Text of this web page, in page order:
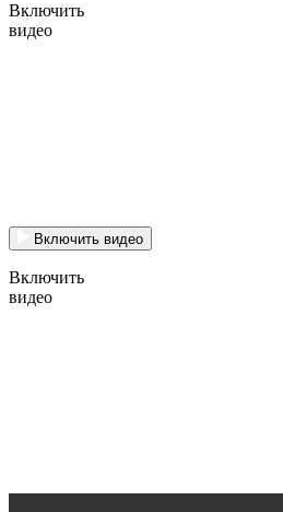
Включить
видео
Включить видео
Включить
видео